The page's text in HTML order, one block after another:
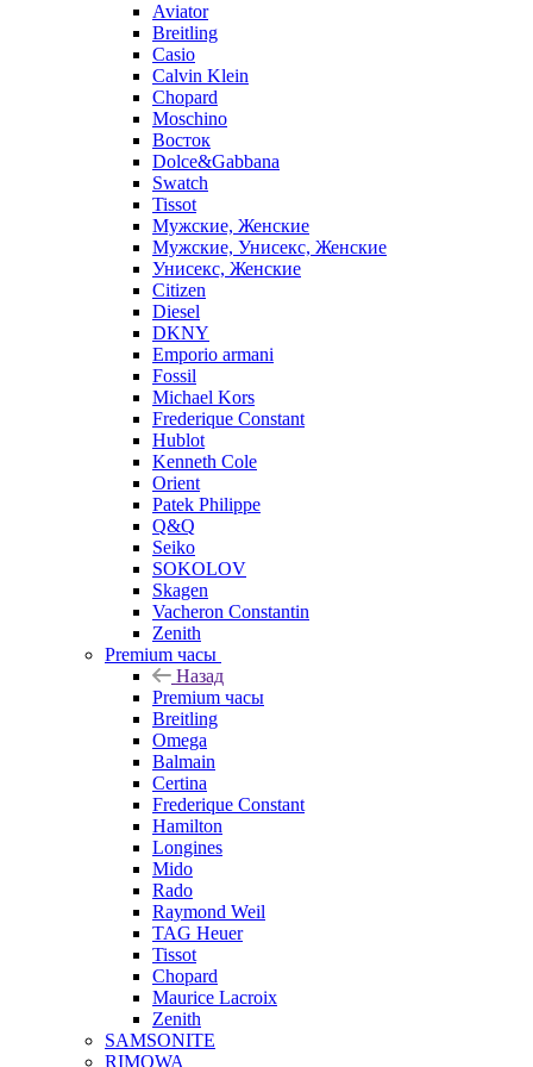
Aviator
Breitling
Casio
Calvin Klein
Chopard
Moschino
Восток
Dolce&Gabbana
Swatch
Tissot
Мужские, Женские
Мужские, Унисекс, Женские
Унисекс, Женские
Citizen
Diesel
DKNY
Emporio armani
Fossil
Michael Kors
Frederique Constant
Hublot
Kenneth Cole
Orient
Patek Philippe
Q&Q
Seiko
SOKOLOV
Skagen
Vacheron Constantin
Zenith
Premium часы
Назад
Premium часы
Breitling
Omega
Balmain
Certina
Frederique Constant
Hamilton
Longines
Mido
Rado
Raymond Weil
TAG Heuer
Tissot
Chopard
Maurice Lacroix
Zenith
SAMSONITE
RIMOWA